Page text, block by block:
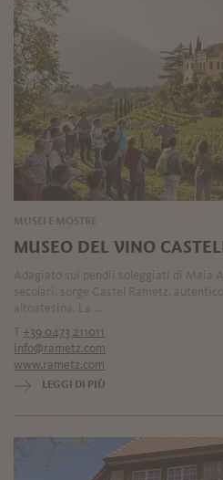
MUSEI E MOSTRE
MUSEO DEL VINO
Adagiato sui pendii soleggiati di Maia
secolari, sorge Castel Rametz,
altoatesina. La ...
T +39 0473 211011
info@rametz.com
www.rametz.com
LEGGI DI PIÙ